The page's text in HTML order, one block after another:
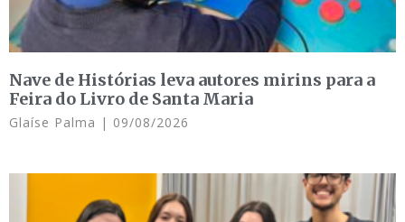
Nave de Histórias leva autores mirins para a
Feira do Livro de Santa Maria
Glaíse Palma 09/08/2026